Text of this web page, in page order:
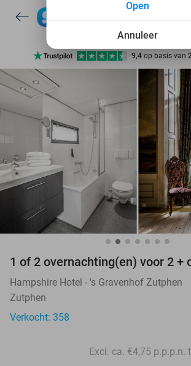
7 dagen per week
10+ miljoen leden
9,4 op basis van
Ontdek 15.000+ deals
7 dagen per week
1 of 2 overnachting(en) voor 2 +
Hampshire Hotel - 's Gravenhof Zutphen
Zutphen
Verkocht: 358
Excl. ca. €4,75 p.p.p.n.
Annuleer
Open